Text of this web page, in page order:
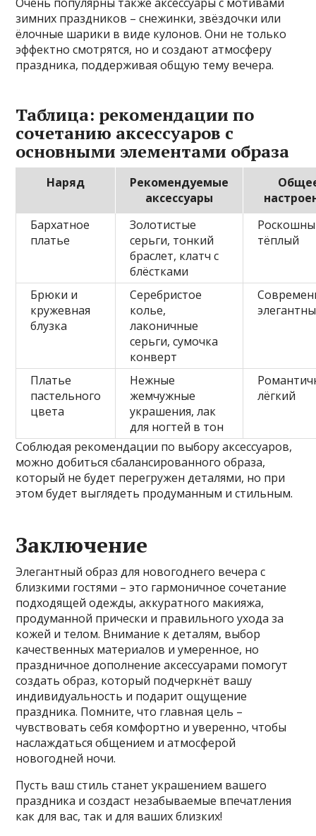
зимних праздников – снежинки, звёздочки или
ёлочные шарики в виде кулонов. Они не только
эффектно смотрятся, но и создают атмосферу
праздника, поддерживая общую тему вечера.
Таблица: рекомендации по
сочетанию аксессуаров с
основными элементами образа
Наряд
Рекомендуемые
аксессуары
Бархатное
платье
Золотистые
серьги, тонкий
браслет, клатч с
блёстками
тёплый
Брюки и
кружевная
блузка
Серебристое
колье,
лаконичные
серьги, сумочка
конверт
Платье
пастельного
цвета
Нежные
жемчужные
украшения, лак
для ногтей в тон
лёгкий
Соблюдая рекомендации по выбору аксессуаров,
можно добиться сбалансированного образа,
который не будет перегружен деталями, но при
этом будет выглядеть продуманным и стильным.
Заключение
Элегантный образ для новогоднего вечера с
близкими гостями – это гармоничное сочетание
подходящей одежды, аккуратного макияжа,
продуманной прически и правильного ухода за
кожей и телом. Внимание к деталям, выбор
качественных материалов и умеренное, но
праздничное дополнение аксессуарами помогут
создать образ, который подчеркнёт вашу
индивидуальность и подарит ощущение
праздника. Помните, что главная цель –
чувствовать себя комфортно и уверенно, чтобы
наслаждаться общением и атмосферой
новогодней ночи.
Пусть ваш стиль станет украшением вашего
праздника и создаст незабываемые впечатления
как для вас, так и для ваших близких!